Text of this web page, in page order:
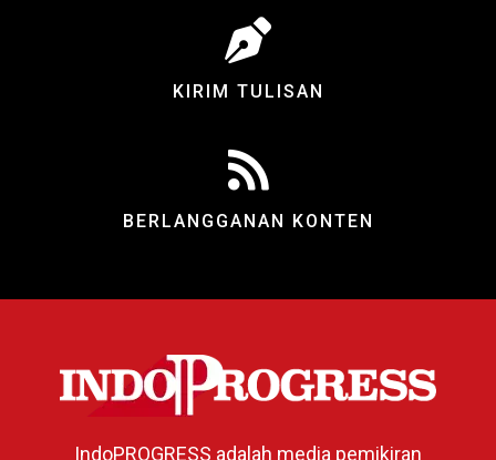
KIRIM TULISAN
BERLANGGANAN KONTEN
IndoPROGRESS adalah media pemikiran